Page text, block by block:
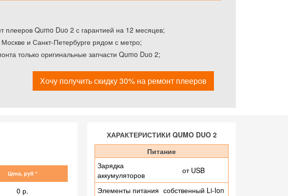
плееров Qumo Duo 2 с гарантией на 12 месяцев;
и Санкт-Петербурге рядом с метро;
только оригинальные запчасти Qumo Duo 2;
Хочу получить скидку 30% на ремонт плееров
Цена, руб *
0 р.
ХАРАКТЕРИСТИКИ QUMO DUO 2
Питание
Зарядка
аккумуляторов
от USB
Элементы питания собственный Li-Ion